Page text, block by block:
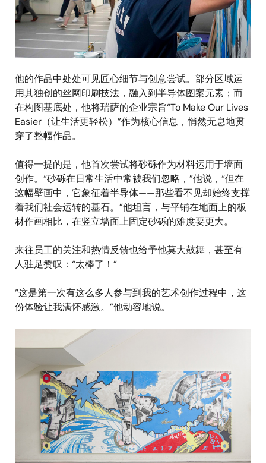
他的作品中处处可见匠心细节与创意尝试。部分区域运
用其独创的丝网印刷技法，融入到半导体图案元素；而
在构图基底处，他将瑞萨的企业宗旨“To Make Our Lives
Easier（让生活更轻松）”作为核心信息，悄然无息地贯
穿了整幅作品。
值得一提的是，他首次尝试将砂砾作为材料运用于墙面
创作。“砂砾在日常生活中常被我们忽略，”他说，“但在
这幅壁画中，它象征着半导体——那些看不见却始终支撑
着我们社会运转的基石。”他坦言，与平铺在地面上的板
材作画相比，在竖立墙面上固定砂砾的难度要更大。
来往员工的关注和热情反馈也给予他莫大鼓舞，甚至有
人驻足赞叹：“太棒了！”
“这是第一次有这么多人参与到我的艺术创作过程中，这
份体验让我满怀感激。”他动容地说。
像